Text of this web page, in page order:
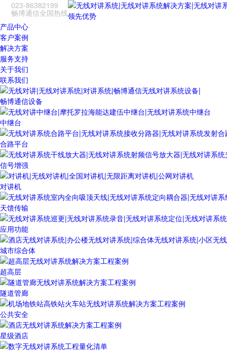
023-86382199
畅博通信全国热线领先优势
产品中心
客户案例
解决方案
服务支持
关于我们
联系我们
畅博通信设备
中继台
合路平台
信号增强
对讲机
天馈传输
应用功能
城市综合体
超高层
隧道管廊
公共安全
星级酒店